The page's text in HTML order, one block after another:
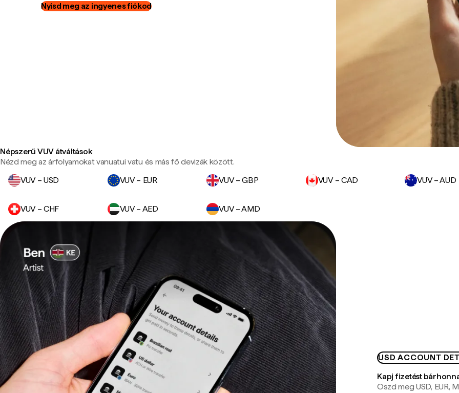
Nyisd meg az ingyenes fiókod
Népszerű VUV átváltások
Nézd meg az árfolyamokat vanuatui vatu és más fő devizák között.
VUV – USD
VUV – EUR VUV – GBP VUV – CAD VUV – AUD
VUV – CHF VUV – AED VUV – AMD
USD ACCOUNT
Kapj fizetést
Oszd meg USD, EUR,